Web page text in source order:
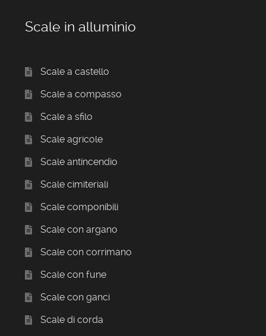
Scale in alluminio
Scale a castello
Scale a compasso
Scale a sfilo
Scale agricole
Scale antincendio
Scale cimiteriali
Scale componibili
Scale con argano
Scale con corrimano
Scale con fune
Scale con ganci
Scale di corda